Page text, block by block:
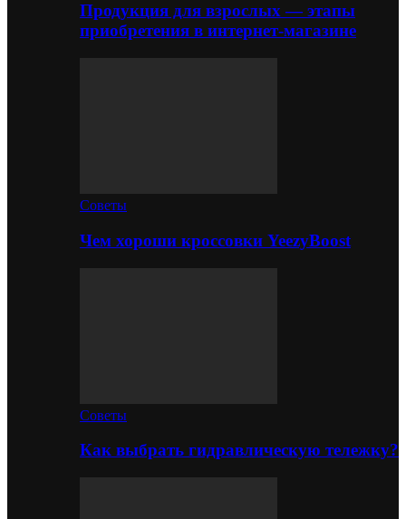
Продукция для взрослых — этапы
приобретения в интернет-магазине
Советы
Чем хороши кроссовки YeezyBoost
Советы
Как выбрать гидравлическую тележку?